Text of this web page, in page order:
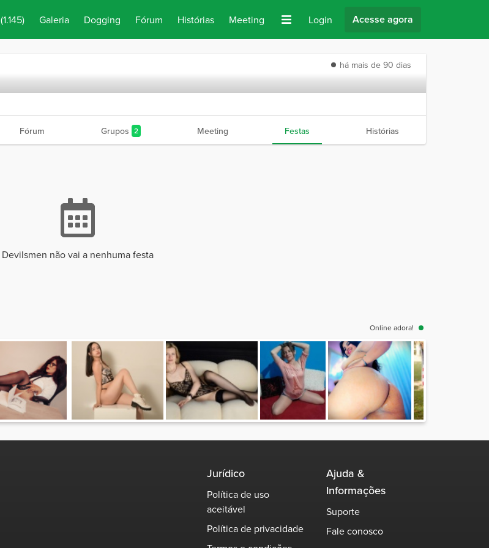
(1.145) Galeria Dogging Fórum Histórias Meeting Login Acesse agora
há mais de 90 dias
Fórum Grupos 2 Meeting Festas Histórias
Devilsmen não vai a nenhuma festa
Online adora!
Jurídico
Política de uso
aceitável
Política de privacidade
Ajuda &
Informações
Suporte
Fale conosco